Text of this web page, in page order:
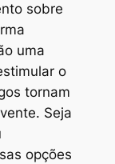
sobre
uma
o
tornam
Seja
opções